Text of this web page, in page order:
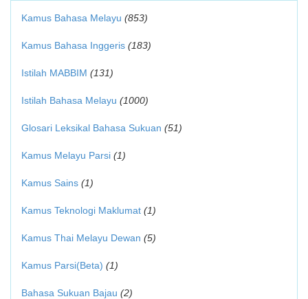
Kamus Bahasa Melayu (853)
Kamus Bahasa Inggeris (183)
Istilah MABBIM (131)
Istilah Bahasa Melayu (1000)
Glosari Leksikal Bahasa Sukuan (51)
Kamus Melayu Parsi (1)
Kamus Sains (1)
Kamus Teknologi Maklumat (1)
Kamus Thai Melayu Dewan (5)
Kamus Parsi(Beta) (1)
Bahasa Sukuan Bajau (2)